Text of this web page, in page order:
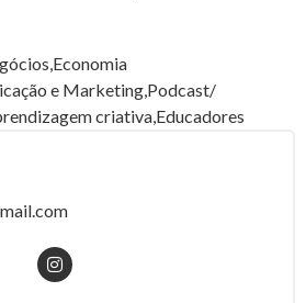
e Marketing,Podcast/
criativa,Educadores